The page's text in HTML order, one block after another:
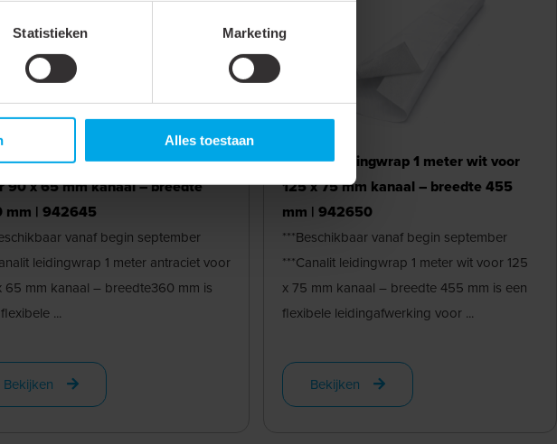
Statistieken Marketing
Alles toestaan
leidingwrap 1 meter antraciet
90 x 65 mm kanaal – breedte
mm | 942645
vanaf begin september
leidingwrap 1 meter antraciet voor
65 mm kanaal – breedte360 mm is
...
Bekijken
Canalit leidingwrap 1 meter wit voor
125 x 75 mm kanaal – breedte 455
mm | 942650
***Beschikbaar vanaf begin september
***Canalit leidingwrap 1 meter wit voor 125
x 75 mm kanaal – breedte 455 mm is een
flexibele leidingafwerking voor ...
Bekijken